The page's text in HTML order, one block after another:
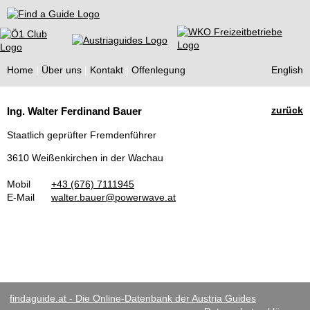
Find a Guide
Home Über uns Kontakt Offenlegung English
Guides
zurück
Ing. Walter Ferdinand Bauer
Staatlich geprüfter Fremdenführer
3610 Weißenkirchen in der Wachau
Mobil
+43 (676) 7111945
E-Mail
walter.bauer@powerwave.at
findaguide.at - Die Online-Datenbank der Austria Guides